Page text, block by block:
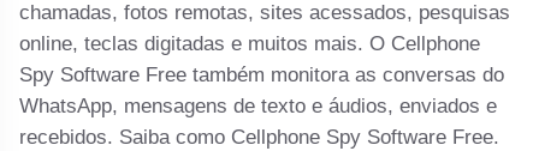
chamadas, fotos remotas, sites acessados, pesquisas
online, teclas digitadas e muitos mais. O Cellphone
Spy Software Free também monitora as conversas do
WhatsApp, mensagens de texto e áudios, enviados e
recebidos. Saiba como Cellphone Spy Software Free.